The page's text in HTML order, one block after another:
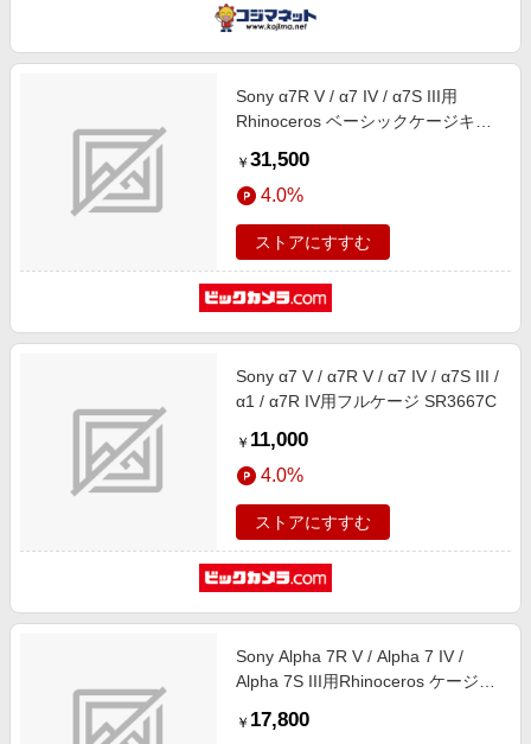
Sony α7R V / α7 IV / α7S III用
Rhinoceros ベーシックケージキッ
￥ 31,500
4.0%
ストアにすすむ
Sony α7 V / α7R V / α7 IV / α7S III /
α1 / α7R IV用フルケージ SR3667C
￥ 11,000
4.0%
ストアにすすむ
Sony Alpha 7R V / Alpha 7 IV /
Alpha 7S III用Rhinoceros ケージキ
￥ 17,800